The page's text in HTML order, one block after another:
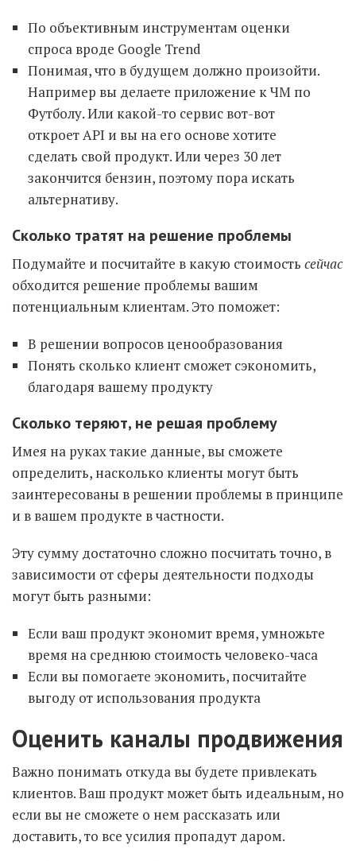
По объективным инструментам оценки
спроса вроде Google Trend
Понимая, что в будущем должно произойти.
Например вы делаете приложение к ЧМ по
Футболу. Или какой-то сервис вот-вот
откроет API и вы на его основе хотите
сделать свой продукт. Или через 30 лет
закончится бензин, поэтому пора искать
альтернативу.
Сколько тратят на решение проблемы
Подумайте и посчитайте в какую стоимость сейчас
обходится решение проблемы вашим
потенциальным клиентам. Это поможет:
В решении вопросов ценообразования
Понять сколько клиент сможет сэкономить,
благодаря вашему продукту
Сколько теряют, не решая проблему
Имея на руках такие данные, вы сможете
определить, насколько клиенты могут быть
заинтересованы в решении проблемы в принципе
и в вашем продукте в частности.
Эту сумму достаточно сложно посчитать точно, в
зависимости от сферы деятельности подходы
могут быть разными:
Если ваш продукт экономит время, умножьте
время на среднюю стоимость человеко-часа
Если вы помогаете экономить, посчитайте
выгоду от использования продукта
Оценить каналы продвижения
Важно понимать откуда вы будете привлекать
клиентов. Ваш продукт может быть идеальным, но
если вы не сможете о нем рассказать или
доставить, то все усилия пропадут даром.